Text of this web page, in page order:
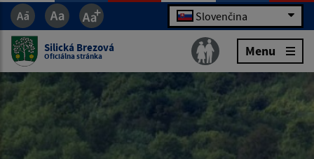
Slovenčina
Silická Brezová
Oficiálna stránka Menu